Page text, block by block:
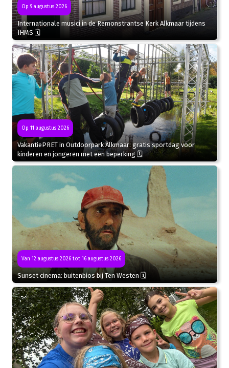
Op 9 augustus 2026
Internationale musici in de Remonstrantse Kerk Alkmaar tijdens
IHMS 🗓
Op 11 augustus 2026
VakantiePRET in Outdoorpark Alkmaar: gratis sportdag voor
kinderen en jongeren met een beperking 🗓
Van 12 augustus 2026 tot 16 augustus 2026
Sunset cinema: buitenbios bij Ten Westen 🗓